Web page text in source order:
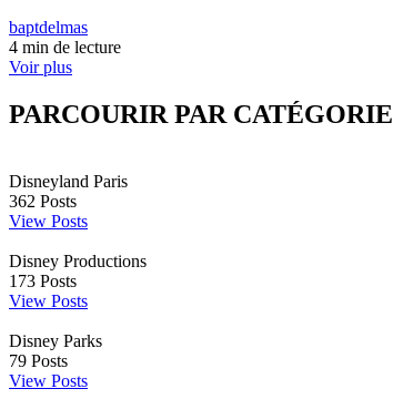
baptdelmas
4 min de lecture
Voir plus
PARCOURIR PAR CATÉGORIE
Disneyland Paris
362 Posts
View Posts
Disney Productions
173 Posts
View Posts
Disney Parks
79 Posts
View Posts